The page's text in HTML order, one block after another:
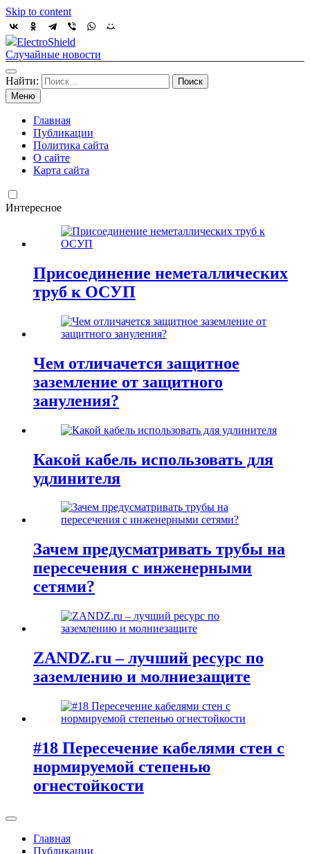
Skip to content
ElectroShield
Случайные новости
Найти:
Меню
Главная
Публикации
Политика сайта
О сайте
Карта сайта
Интересное
Присоединение неметаллических
труб к ОСУП
Чем отличачется защитное
заземление от защитного
зануления?
Какой кабель использовать для
удлинителя
Зачем предусматривать трубы на
пересечения с инженерными
сетями?
ZANDZ.ru – лучший ресурс по
заземлению и молниезащите
#18 Пересечение кабелями стен с
нормируемой степенью
огнестойкости
Главная
Публикации